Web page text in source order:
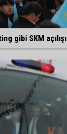
gibi SKM açılışı